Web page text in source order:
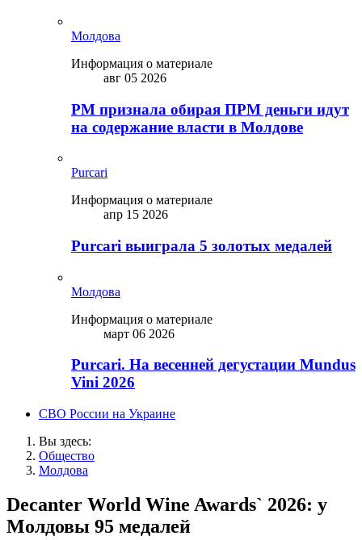
Молдова
Информация о материале
авг 05 2026
PM признала обирая ПРМ деньги идут
на содержание власти в Молдове
Purcari
Информация о материале
апр 15 2026
Purcari выиграла 5 золотых медалей
Молдова
Информация о материале
март 06 2026
Purcari. На весенней дегустации Mundus
Vini 2026
СВО России на Украине
Вы здесь:
Общество
Молдова
Decanter World Wine Awards` 2026: у
Молдовы 95 медалей